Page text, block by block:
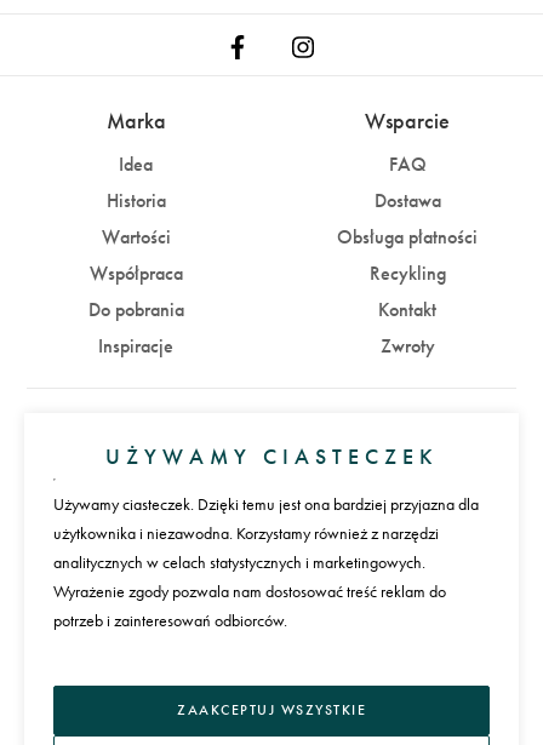
Marka
Idea
Historia
Wartości
Współpraca
Do pobrania
Inspiracje
Wsparcie
FAQ
Dostawa
Obsługa płatności
Recykling
Kontakt
Zwroty
Zaloguj się Załóż konto
Płatności
Język
UŻYWAMY CIASTECZEK
Używamy ciasteczek. Dzięki temu jest ona bardziej przyjazna dla
użytkownika i niezawodna. Korzystamy również z narzędzi
analitycznych w celach statystycznych i marketingowych.
Wyrażenie zgody pozwala nam dostosować treść reklam do
potrzeb i zainteresowań odbiorców.
ZAAKCEPTUJ WSZYSTKIE